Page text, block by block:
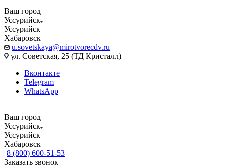
Ваш город
Уссурийск
Уссурийск
Хабаровск
u.sovetskaya@mirotvorecdv.ru
ул. Советская, 25 (ТД Кристалл)
Вконтакте
Telegram
WhatsApp
Ваш город
Уссурийск
Уссурийск
Хабаровск
8 (800) 600-51-53
Заказать звонок